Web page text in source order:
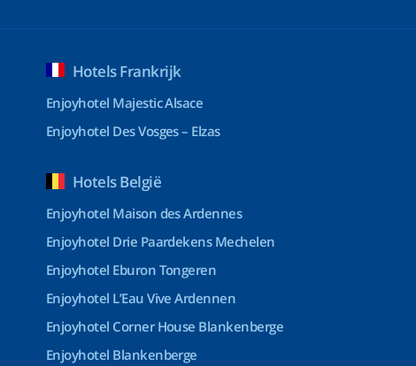
Hotels Frankrijk
Enjoyhotel Majestic Alsace
Enjoyhotel Des Vosges – Elzas
Hotels België
Enjoyhotel Maison des Ardennes
Enjoyhotel Drie Paardekens Mechelen
Enjoyhotel Eburon Tongeren
Enjoyhotel L’Eau Vive Ardennen
Enjoyhotel Corner House Blankenberge
Enjoyhotel Blankenberge